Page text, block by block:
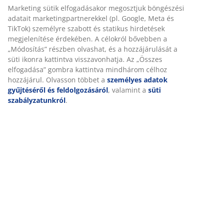
erejéig
ROSENFINK
Tűzrakó
ROSENFINK
ÁTM59xMA16
fekete
Marketing sütik elfogadásakor megosztjuk böngészési
adatait marketingpartnerekkel (pl. Google, Meta és
TikTok) személyre szabott és statikus hirdetések
megjelenítése érdekében. A célokról bővebben a
„Módosítás” részben olvashat, és a hozzájárulását a
süti ikonra kattintva visszavonhatja. Az „Összes
elfogadása” gombra kattintva mindhárom célhoz
hozzájárul. Olvasson többet a személyes adatok
gyűjtéséről és feldolgozásáról, valamint a süti
szabályzatunkról.